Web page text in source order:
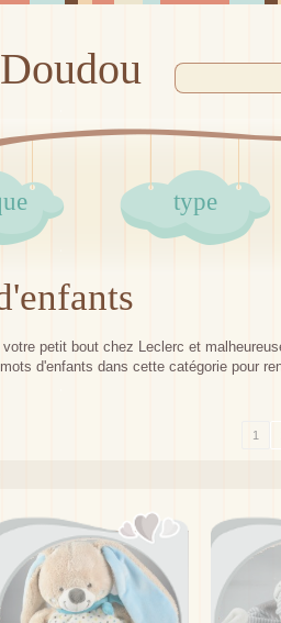
type
petit bout chez Leclerc et
d'enfants dans cette catégorie pour
1